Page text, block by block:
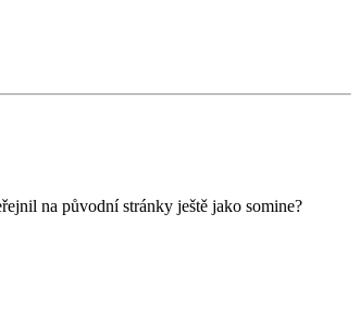
na původní stránky ještě jako somine?